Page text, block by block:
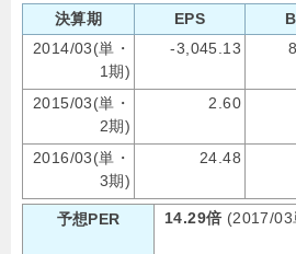
決算期 EPS
2014/03(単・
1期)
-3,045.13
2015/03(単・
2期)
2.60
2016/03(単・
3期)
24.48
予想PER 14.29倍 (2017/03